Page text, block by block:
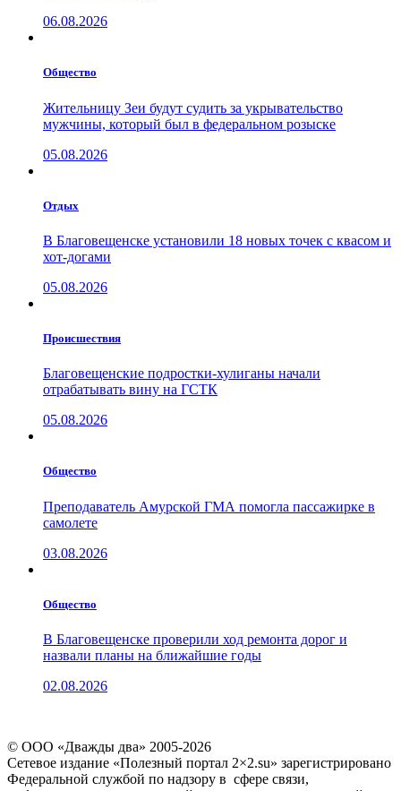
06.08.2026
Общество
Жительницу Зеи будут судить за укрывательство
мужчины, который был в федеральном розыске
05.08.2026
Отдых
В Благовещенске установили 18 новых точек с квасом и
хот-догами
05.08.2026
Проиcшествия
Благовещенские подростки-хулиганы начали
отрабатывать вину на ГСТК
05.08.2026
Общество
Преподаватель Амурской ГМА помогла пассажирке в
самолете
03.08.2026
Общество
В Благовещенске проверили ход ремонта дорог и
назвали планы на ближайшие годы
02.08.2026
© ООО «Дважды два» 2005-2026
Сетевое издание «Полезный портал 2×2.su» зарегистрировано
Федеральной службой по надзору в сфере связи,